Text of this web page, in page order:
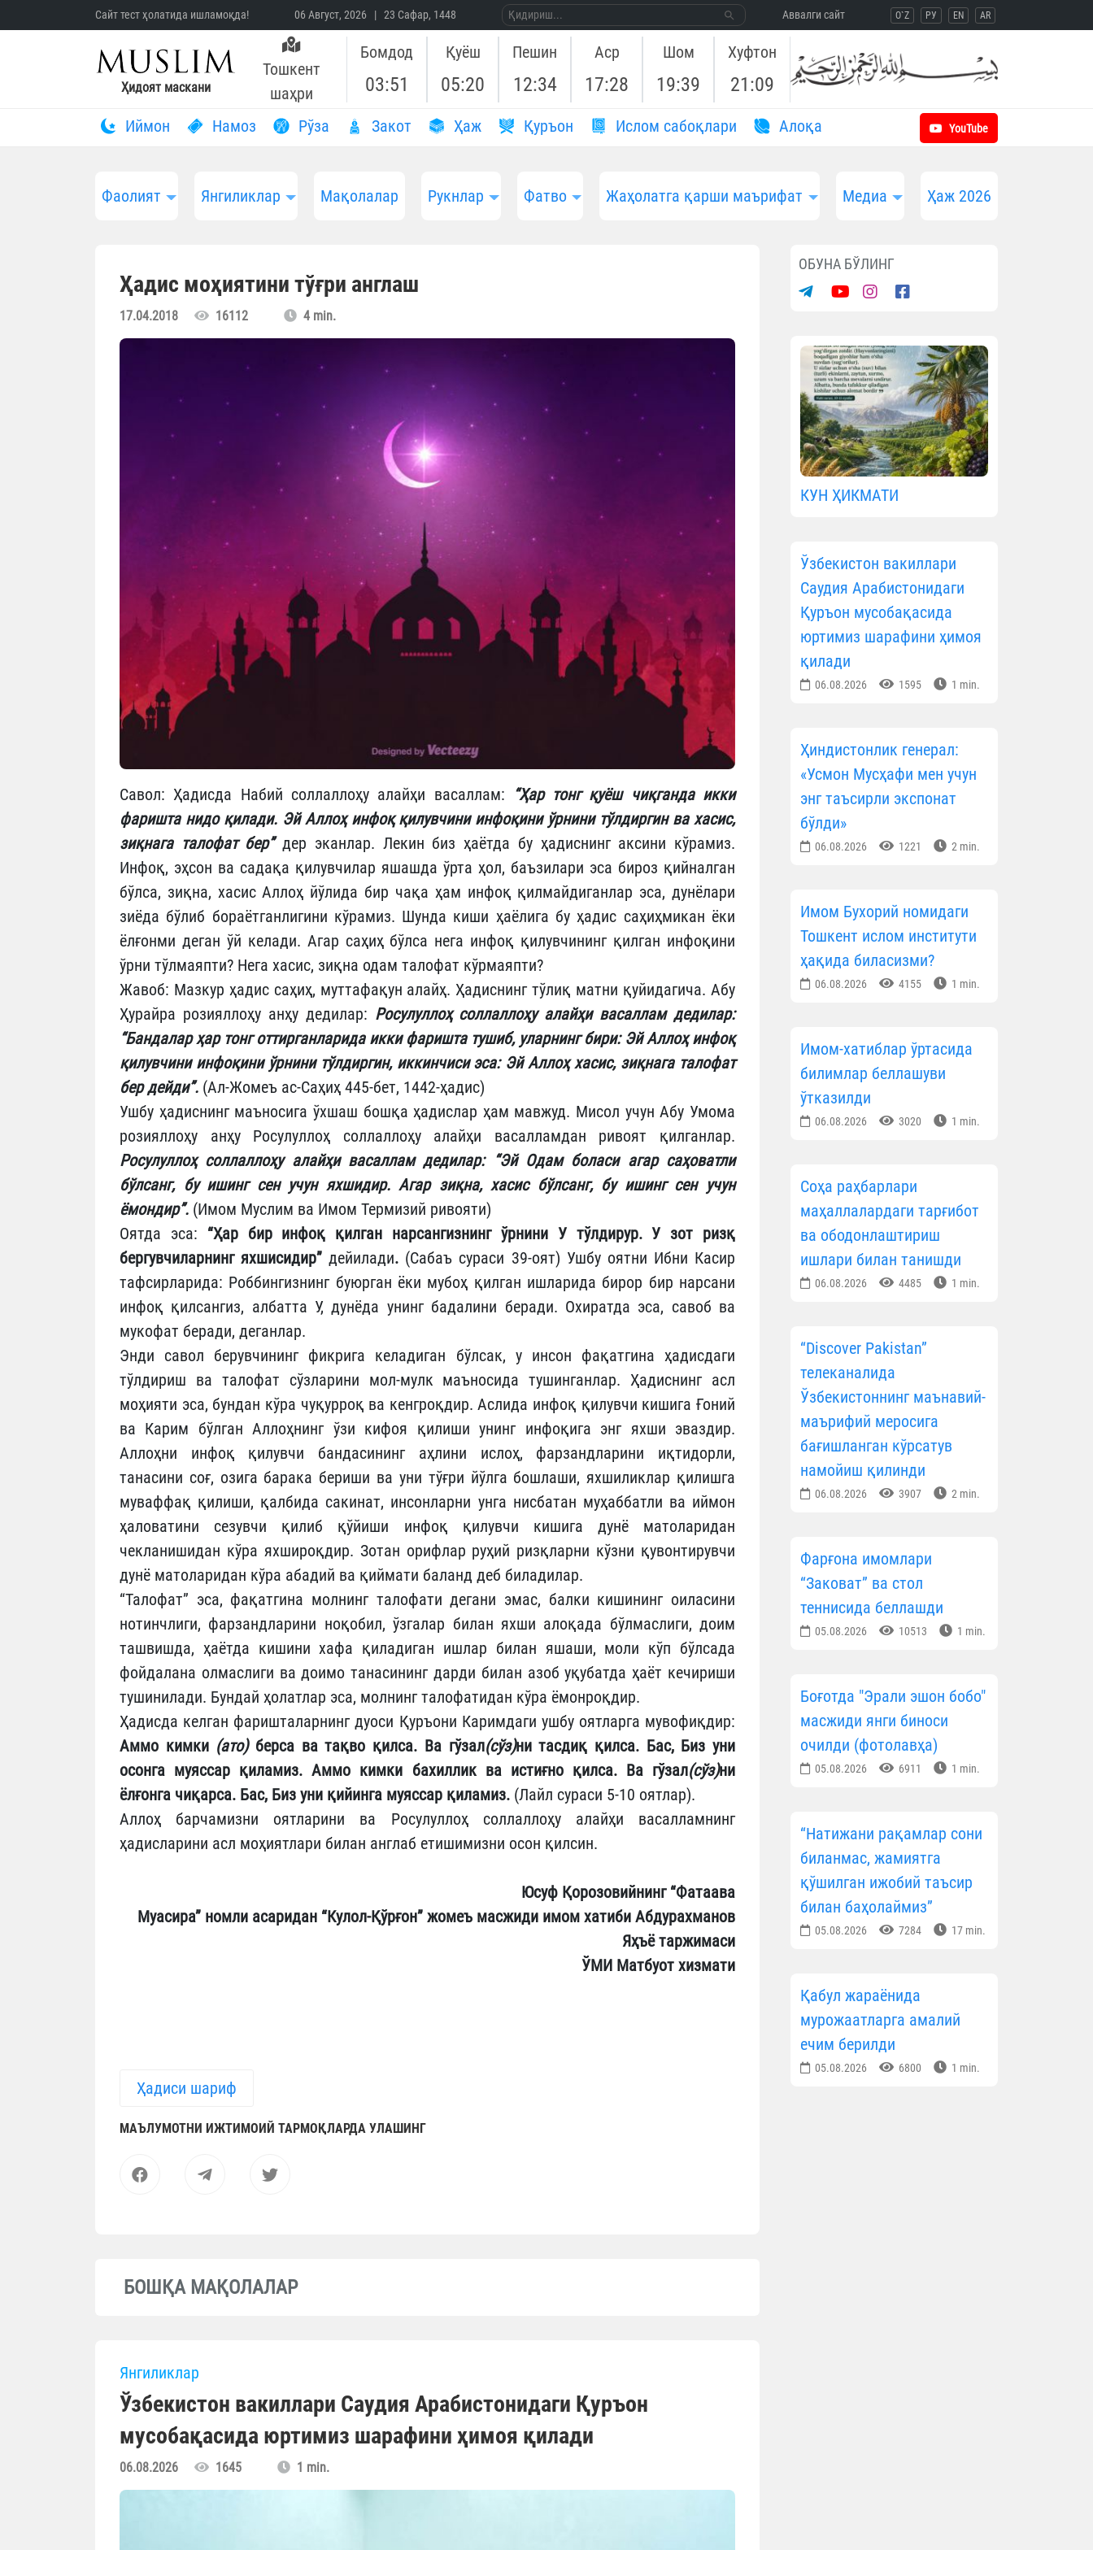
Сайт тест ҳолатида ишламоқда! 06 Август, 2026 | 23 Сафар, 1448 Aввалги сайт O`Z РУ EN AR
Ҳидоят маскани
Тошкент
шаҳри
Бомдод
03:51
Қуёш
05:20
Пешин
12:34
Аср
17:28
Шом
19:39
Хуфтон
21:09
Иймон Намоз Рўза Закот Ҳаж Қуръон Ислом сабоқлари Aлоқа YouTube
Фаолият Янгиликлар Мақолалар Рукнлар Фатво Жаҳолатга қарши маърифат Медиа Ҳаж 2026
Ҳадис моҳиятини тўғри англаш
17.04.2018 16112 4 min.
Савол: Ҳадисда Набий соллаллоҳу алайҳи васаллам: “Ҳар тонг қуёш чиқганда икки
фаришта нидо қилади. Эй Аллоҳ инфоқ қилувчини инфоқини ўрнини тўлдиргин ва хасис,
зиқнага талофат бер”дер эканлар. Лекин биз ҳаётда бу ҳадиснинг аксини кўрамиз.
Инфоқ, эҳсон ва садақа қилувчилар яшашда ўрта ҳол, баъзилари эса бироз қийналган
бўлса, зиқна, хасис Аллоҳ йўлида бир чақа ҳам инфоқ қилмайдиганлар эса, дунёлари
зиёда бўлиб бораётганлигини кўрамиз. Шунда киши ҳаёлига бу ҳадис саҳиҳмикан ёки
ёлғонми деган ўй келади. Агар саҳиҳ бўлса нега инфоқ қилувчининг қилган инфоқини
ўрни тўлмаяпти? Нега хасис, зиқна одам талофат кўрмаяпти?
Жавоб: Мазкур ҳадис саҳиҳ, муттафақун алайҳ. Ҳадиснинг тўлиқ матни қуйидагича. Абу
Ҳурайра розияллоҳу анҳу дедилар: Росулуллоҳ соллаллоҳу алайҳи васаллам дедилар:
“Бандалар ҳар тонг оттирганларида икки фаришта тушиб, уларнинг бири: Эй Аллоҳ инфоқ
қилувчини инфоқини ўрнини тўлдиргин, иккинчиси эса: Эй Аллоҳ хасис, зиқнага талофат
бер дейди”. (Ал-Жомеъ ас-Саҳиҳ 445-бет, 1442-ҳадис)
Ушбу ҳадиснинг маъносига ўхшаш бошқа ҳадислар ҳам мавжуд. Мисол учун Абу Умома
розияллоҳу анҳу Росулуллоҳ соллаллоҳу алайҳи васалламдан ривоят қилганлар.
Росулуллоҳ соллаллоҳу алайҳи васаллам дедилар: “Эй Одам боласи агар саҳоватли
бўлсанг, бу ишинг сен учун яхшидир. Агар зиқна, хасис бўлсанг, бу ишинг сен учун
ёмондир”. (Имом Муслим ва Имом Термизий ривояти)
Оятда эса: “Ҳар бир инфоқ қилган нарсангизнинг ўрнини У тўлдирур. У зот ризқ
бергувчиларнинг яхшисидир”дейилади. (Сабаъ сураси 39-оят) Ушбу оятни Ибни Касир
тафсирларида: Роббингизнинг буюрган ёки мубоҳ қилган ишларида бирор бир нарсани
инфоқ қилсангиз, албатта У, дунёда унинг бадалини беради. Охиратда эса, савоб ва
мукофат беради, деганлар.
Энди савол берувчининг фикрига келадиган бўлсак, у инсон фақатгина ҳадисдаги
тўлдириш ва талофат сўзларини мол-мулк маъносида тушинганлар. Ҳадиснинг асл
моҳияти эса, бундан кўра чуқурроқ ва кенгроқдир. Аслида инфоқ қилувчи кишига Ғоний
ва Карим бўлган Аллоҳнинг ўзи кифоя қилиши унинг инфоқига энг яхши эваздир.
Аллоҳни инфоқ қилувчи бандасининг аҳлини ислоҳ, фарзандларини иқтидорли,
танасини соғ, озига барака бериши ва уни тўғри йўлга бошлаши, яхшиликлар қилишга
муваффақ қилиши, қалбида сакинат, инсонларни унга нисбатан муҳаббатли ва иймон
ҳаловатини сезувчи қилиб қўйиши инфоқ қилувчи кишига дунё матоларидан
чекланишидан кўра яхшироқдир. Зотан орифлар руҳий ризқларни кўзни қувонтирувчи
дунё матоларидан кўра абадий ва қиймати баланд деб биладилар.
“Талофат” эса, фақатгина молнинг талофати дегани эмас, балки кишининг оиласини
нотинчлиги, фарзандларини ноқобил, ўзгалар билан яхши алоқада бўлмаслиги, доим
ташвишда, ҳаётда кишини хафа қиладиган ишлар билан яшаши, моли кўп бўлсада
фойдалана олмаслиги ва доимо танасининг дарди билан азоб уқубатда ҳаёт кечириши
тушинилади. Бундай ҳолатлар эса, молнинг талофатидан кўра ёмонроқдир.
Ҳадисда келган фаришталарнинг дуоси Қуръони Каримдаги ушбу оятларга мувофиқдир:
Аммо кимки (ато)берса ва тақво қилса. Ва гўзал(сўз)ни тасдиқ қилса. Бас, Биз уни
осонга муяссар қиламиз. Аммо кимки бахиллик ва истиғно қилса. Ва гўзал(сўз)ни
ёлғонга чиқарса. Бас, Биз уни қийинга муяссар қиламиз. (Лайл сураси 5-10 оятлар).
Аллоҳ барчамизни оятларини ва Росулуллоҳ соллаллоҳу алайҳи васалламнинг
ҳадисларини асл моҳиятлари билан англаб етишимизни осон қилсин.
Юсуф Қорозовийнинг “Фатаава
Муасира” номли асаридан “Кулол-Қўрғон” жомеъ масжиди имом хатиби Абдурахманов
Яҳъё таржимаси
ЎМИ Матбуот хизмати
Ҳадиси шариф
МАЪЛУМОТНИ ИЖТИМОИЙ ТАРМОҚЛАРДА УЛАШИНГ
БОШҚА МАҚОЛАЛАР
Янгиликлар
Ўзбекистон вакиллари Саудия Арабистонидаги Қуръон
мусобақасида юртимиз шарафини ҳимоя қилади
06.08.2026 1645 1 min.
ОБУНА БЎЛИНГ
КУН ҲИКМАТИ
Ўзбекистон вакиллари
Саудия Арабистонидаги
Қуръон мусобақасида
юртимиз шарафини ҳимоя
қилади
06.08.2026 1595 1 min.
Ҳиндистонлик генерал:
«Усмон Мусҳафи мен учун
энг таъсирли экспонат
бўлди»
06.08.2026 1221 2 min.
Имом Бухорий номидаги
Тошкент ислом институти
ҳақида биласизми?
06.08.2026 4155 1 min.
Имом-хатиблар ўртасида
билимлар беллашуви
ўтказилди
06.08.2026 3020 1 min.
Соҳа раҳбарлари
маҳаллалардаги тарғибот
ва ободонлаштириш
ишлари билан танишди
06.08.2026 4485 1 min.
“Discover Pakistan”
телеканалида
Ўзбекистоннинг маънавий-
маърифий меросига
бағишланган кўрсатув
намойиш қилинди
06.08.2026 3907 2 min.
Фарғона имомлари
“Заковат” ва стол
теннисида беллашди
05.08.2026 10513 1 min.
Боғотда "Эрали эшон бобо"
масжиди янги биноси
очилди (фотолавҳа)
05.08.2026 6911 1 min.
“Натижани рақамлар сони
биланмас, жамиятга
қўшилган ижобий таъсир
билан баҳолаймиз”
05.08.2026 7284 17 min.
Қабул жараёнида
мурожаатларга амалий
ечим берилди
05.08.2026 6800 1 min.